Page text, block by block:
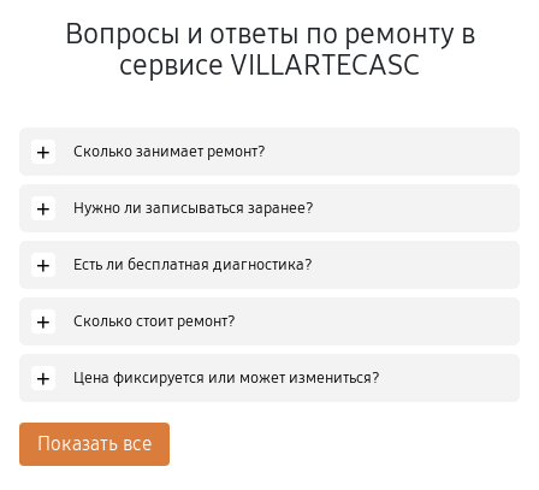
Вопросы и ответы по ремонту в
сервисе VILLARTECASC
+ Сколько занимает ремонт?
+ Нужно ли записываться заранее?
+ Есть ли бесплатная диагностика?
+ Сколько стоит ремонт?
+ Цена фиксируется или может измениться?
Показать все